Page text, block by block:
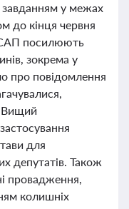
завданням у межах
до кінця червня
посилюють
зокрема у
про повідомлення
Вищий
для
депутатів. Також
провадження,
колишніх